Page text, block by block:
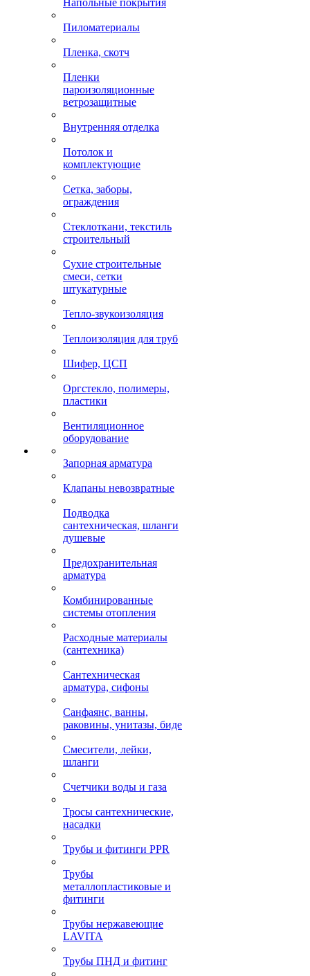
Напольные покрытия
Пиломатериалы
Пленка, скотч
Пленки
пароизоляционные
ветрозащитные
Внутренняя отделка
Потолок и
комплектующие
Сетка, заборы,
ограждения
Стеклоткани, текстиль
строительный
Сухие строительные
смеси, сетки
штукатурные
Тепло-звукоизоляция
Теплоизоляция для труб
Шифер, ЦСП
Оргстекло, полимеры,
пластики
Вентиляционное
оборудование
Запорная арматура
Клапаны невозвратные
Подводка
сантехническая, шланги
душевые
Предохранительная
арматура
Комбинированные
системы отопления
Расходные материалы
(сантехника)
Сантехническая
арматура, сифоны
Санфаянс, ванны,
раковины, унитазы, биде
Смесители, лейки,
шланги
Счетчики воды и газа
Тросы сантехнические,
насадки
Трубы и фитинги PPR
Трубы
металлопластиковые и
фитинги
Трубы нержавеющие
LAVITA
Трубы ПНД и фитинг